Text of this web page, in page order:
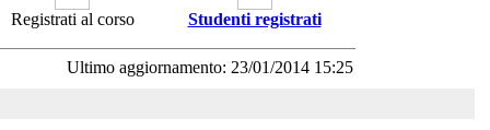
Registrati al corso Studenti registrati
Ultimo aggiornamento: 23/01/2014 15:25